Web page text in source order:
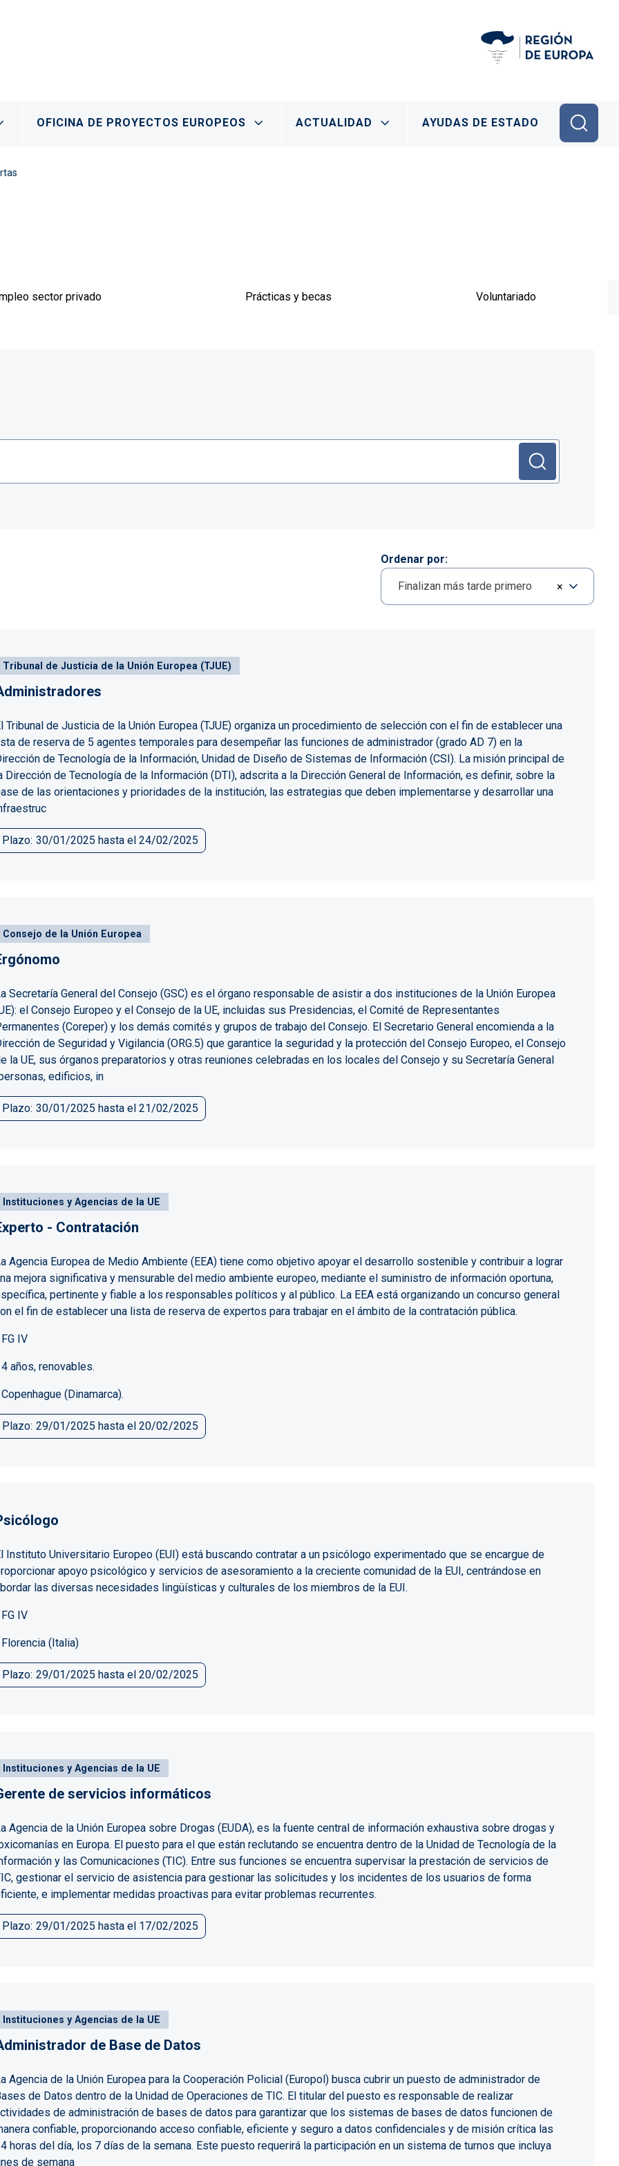
OFICINA DE PROYECTOS EUROPEOS ACTUALIDAD AYUDAS DE ESTADO
sector privado Prácticas y becas Voluntariado
Ordenar por
×
Finalizan más tarde primero
Tribunal de Justicia de la Unión Europea (TJUE)
Tribunal de Justicia de la Unión Europea (TJUE) organiza un procedimiento de selección con el fin de establecer una
de reserva de 5 agentes temporales para desempeñar las funciones de administrador (grado AD 7) en la
de Tecnología de la Información, Unidad de Diseño de Sistemas de Información (CSI). La misión principal de
Dirección de Tecnología de la Información (DTI), adscrita a la Dirección General de Información, es definir, sobre la
de las orientaciones y prioridades de la institución, las estrategias que deben implementarse y desarrollar una
Plazo 30/01/2025 hasta el 24/02/2025
Consejo de la Unión Europea
Secretaría General del Consejo (GSC) es el órgano responsable de asistir a dos instituciones de la Unión Europea
el Consejo Europeo y el Consejo de la UE, incluidas sus Presidencias, el Comité de Representantes
(Coreper) y los demás comités y grupos de trabajo del Consejo. El Secretario General encomienda a la
de Seguridad y Vigilancia (ORG.5) que garantice la seguridad y la protección del Consejo Europeo, el Consejo
la UE, sus órganos preparatorios y otras reuniones celebradas en los locales del Consejo y su Secretaría General
edificios, in
Plazo 30/01/2025 hasta el 21/02/2025
Instituciones y Agencias de la UE
- Contratación
Agencia Europea de Medio Ambiente (EEA) tiene como objetivo apoyar el desarrollo sostenible y contribuir a lograr
mejora significativa y mensurable del medio ambiente europeo, mediante el suministro de información oportuna,
pertinente y fiable a los responsables políticos y al público. La EEA está organizando un concurso general
el fin de establecer una lista de reserva de expertos para trabajar en el ámbito de la contratación pública.
IV
años, renovables.
(Dinamarca).
Plazo 29/01/2025 hasta el 20/02/2025
Instituto Universitario Europeo (EUI) está buscando contratar a un psicólogo experimentado que se encargue de
apoyo psicológico y servicios de asesoramiento a la creciente comunidad de la EUI, centrándose en
las diversas necesidades lingüísticas y culturales de los miembros de la EUI.
IV
(Italia)
Plazo 29/01/2025 hasta el 20/02/2025
Instituciones y Agencias de la UE
de servicios informáticos
Agencia de la Unión Europea sobre Drogas (EUDA), es la fuente central de información exhaustiva sobre drogas y
en Europa. El puesto para el que están reclutando se encuentra dentro de la Unidad de Tecnología de la
y las Comunicaciones (TIC). Entre sus funciones se encuentra supervisar la prestación de servicios de
gestionar el servicio de asistencia para gestionar las solicitudes y los incidentes de los usuarios de forma
e implementar medidas proactivas para evitar problemas recurrentes.
Plazo 29/01/2025 hasta el 17/02/2025
Instituciones y Agencias de la UE
de Base de Datos
Agencia de la Unión Europea para la Cooperación Policial (Europol) busca cubrir un puesto de administrador de
de Datos dentro de la Unidad de Operaciones de TIC. El titular del puesto es responsable de realizar
de administración de bases de datos para garantizar que los sistemas de bases de datos funcionen de
confiable, proporcionando acceso confiable, eficiente y seguro a datos confidenciales y de misión crítica las
horas del día, los 7 días de la semana. Este puesto requerirá la participación en un sistema de turnos que incluya
de semana